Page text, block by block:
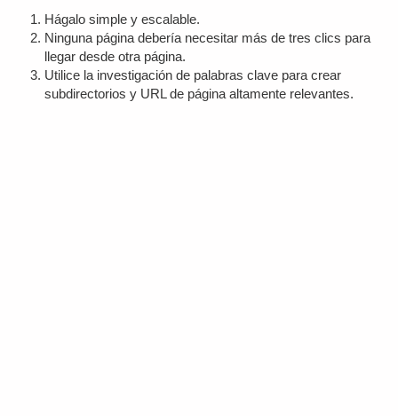
Hágalo simple y escalable.
Ninguna página debería necesitar más de tres clics para
llegar desde otra página.
Utilice la investigación de palabras clave para crear
subdirectorios y URL de página altamente relevantes.